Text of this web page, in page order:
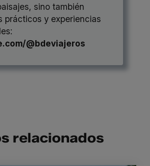
sino también
prácticos y experiencias
@bdeviajeros
relacionados